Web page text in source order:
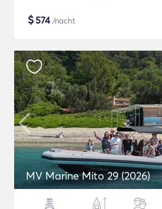
$574/nacht
MV Marine Mito 29 (2026)